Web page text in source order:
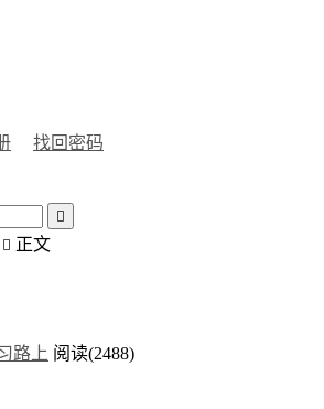
找回密码

 正文
路上 阅读(2488)